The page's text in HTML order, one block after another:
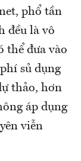
phổ tần
đều là vô
thể đưa vào
sủ dụng
thảo, hơn
áp dụng
viễn